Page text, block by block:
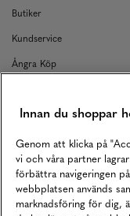
Butiker
Kundservice
Ångra Köp
Returer
Köpvillkor
Karriär
Vårt Ansvar
Innan du shoppar
Genom att klicka på
vi och våra partner
förbättra navigeringen
webbplatsen används
marknadsföring för dig,